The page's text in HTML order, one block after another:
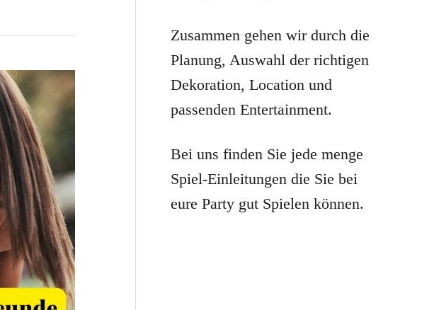
:Zusammen gehen wir durch die
Planung, Auswahl der richtigen
Dekoration, Location und
passenden Entertainment.
Bei uns finden Sie jede menge
Spiel-Einleitungen die Sie bei
eure Party gut Spielen können.